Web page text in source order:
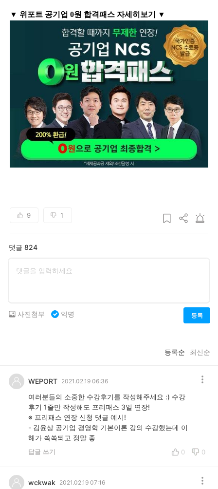
▼ 위포트 공기업 0원 합격패스 자세히보기 ▼
9 1
댓글 824
등록
사진첨부 익명
등록순 최신순
WEPORT 2021.02.19 06:36
여러분들의 소중한 수강후기를 작성해주세요 :) 수강
후기 1줄만 작성해도 프리패스 3일 연장!
※ 프리패스 연장 신청 댓글 예시!
- 김윤상 공기업 경영학 기본이론 강의 수강했는데 이
해가 쏙쏙되고 정말 좋
답글 쓰기 0 0
wckwak 2021.02.19 07:16